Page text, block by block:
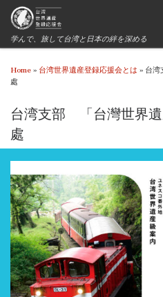
学んで、旅して台湾と日本の絆を深める
Home » 台湾世界遺産登録応援会とは » 台湾
處
台湾支部 「台灣世界
處